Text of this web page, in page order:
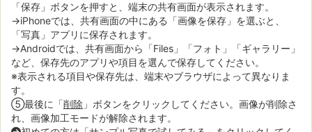
「保存」ボタンを押すと、端末の共有画面が表示されます。
→iPhoneでは、共有画面の中にある「画像を保存」を選ぶと、
「写真」アプリに保存されます。
→Androidでは、共有画面から「Files」「フォト」「ギャラリー」
など、保存先のアプリや項目を選んで保存してください。
※表示される項目や保存先は、端末やブラウザによって異なりま
す。
⑤最後に「削除 」ボタンをクリックしてください。画像が削除さ
れ、画像加工モードが解除されます。